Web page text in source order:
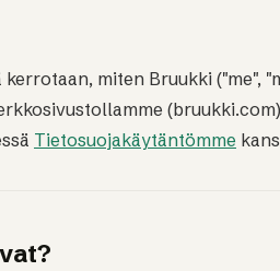
miten Bruukki ("me",
Tietosuojakäytäntömme